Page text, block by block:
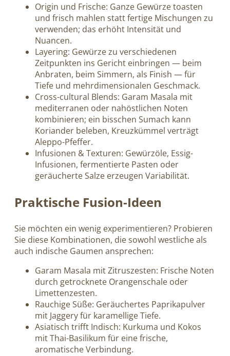
Origin und Frische: Ganze Gewürze toasten
und frisch mahlen statt fertige Mischungen zu
verwenden; das erhöht Intensität und
Nuancen.
Layering: Gewürze zu verschiedenen
Zeitpunkten ins Gericht einbringen — beim
Anbraten, beim Simmern, als Finish — für
Tiefe und mehrdimensionalen Geschmack.
Cross-cultural Blends: Garam Masala mit
mediterranen oder nahöstlichen Noten
kombinieren; ein bisschen Sumach kann
Koriander beleben, Kreuzkümmel verträgt
Aleppo-Pfeffer.
Infusionen & Texturen: Gewürzöle, Essig-
Infusionen, fermentierte Pasten oder
geräucherte Salze erzeugen Variabilität.
Praktische Fusion-Ideen
Sie möchten ein wenig experimentieren? Probieren
Sie diese Kombinationen, die sowohl westliche als
auch indische Gaumen ansprechen:
Garam Masala mit Zitruszesten: Frische Noten
durch getrocknete Orangenschale oder
Limettenzesten.
Rauchige Süße: Geräuchertes Paprikapulver
mit Jaggery für karamellige Tiefe.
Asiatisch trifft Indisch: Kurkuma und Kokos
mit Thai-Basilikum für eine frische,
aromatische Verbindung.